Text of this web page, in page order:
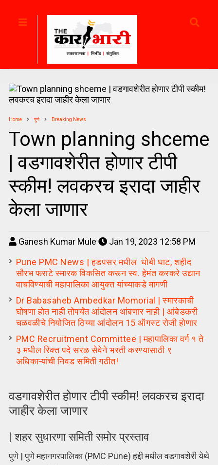
Home पुणे Breaking News
Town planning shceme
| वडगावशेरीत होणार टीपी
स्कीम! लवकरच इरादा जाहीर
केला जाणार
Ganesh Kumar Mule
Jan 19, 2023 12:58 PM
Pune PMC News | हडपसर मधील धोबी घाट, शहीद
सौरभ फराटे स्मारक विकसित करून स्व. हेमंत करकरे उद्यान
वाचविण्याची महापालिका आयुक्त यांच्याकडे मागणी
Dr Babasaheb Ambedkar Momorial | स्मारकाची
घोषणा होत नाही तोपर्यंत आंदोलन थांबणार नाही | आंबेडकरी
चळवळीचे नियोजित ठिय्या आंदोलन 15 ऑगस्ट रोजी होणार
PMC Recruitment Committee | महापालिका वर्ग १ ते
३ मधील रिक्त पदे सरळ सेवेने भरती करण्यासाठी ९
अधिकाऱ्यांची निवड समिती गठीत!
वडगावशेरीत होणार टीपी स्कीम! लवकरच इरादा
जाहीर केला जाणार
| शहर सुधारणा समिती समोर प्रस्ताव
पुणे | पुणे महानगरपालिका (PMC Pune) हद्दी मधील वडगावशेरी येथे